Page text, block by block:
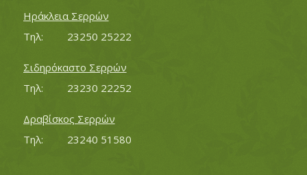
Ηράκλεια Σερρών
Τηλ:		23250 25222
Σιδηρόκαστο Σερρών
Τηλ:		23230 22252
Δραβίσκος Σερρών
Τηλ:		23240 51580